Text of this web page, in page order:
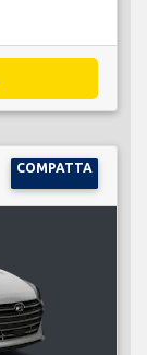
COMPATTA